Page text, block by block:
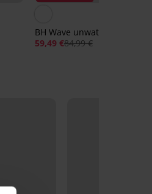
BH Wave unwattiert
59,49 €84,99 €